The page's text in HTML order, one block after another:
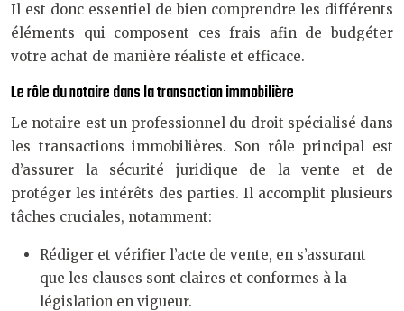
Il est donc essentiel de bien comprendre les différents
éléments qui composent ces frais afin de budgéter
votre achat de manière réaliste et efficace.
Le rôle du notaire dans la transaction immobilière
Le notaire est un professionnel du droit spécialisé dans
les transactions immobilières. Son rôle principal est
d’assurer la sécurité juridique de la vente et de
protéger les intérêts des parties. Il accomplit plusieurs
tâches cruciales, notamment:
Rédiger et vérifier l’acte de vente, en s’assurant
que les clauses sont claires et conformes à la
législation en vigueur.